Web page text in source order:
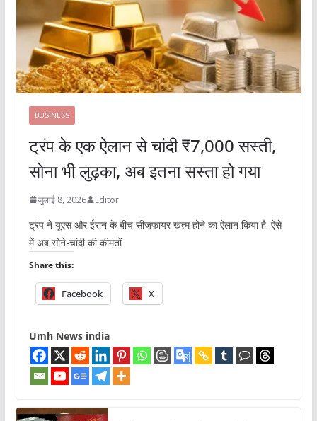
BUSINESS
ट्रंप के एक ऐलान से चांदी ₹7,000 सस्ती,
सोना भी लुढ़का, अब इतना सस्ता हो गया
जुलाई 8, 2026 Editor
ट्रंप ने यूएस और ईरान के बीच सीजफायर खत्म होने का ऐलान किया है. ऐसे
में अब सोने-चांदी की कीमतों
Share this:
Facebook X
Umh News india